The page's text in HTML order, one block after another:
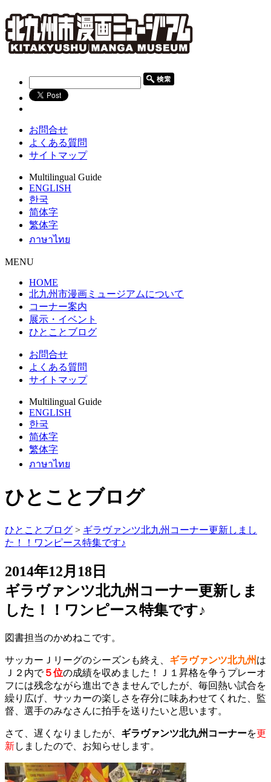
お問合せ
よくある質問
サイトマップ
Multilingual Guide
ENGLISH
한국
简体字
繁体字
ภาษาไทย
MENU
HOME
北九州市漫画ミュージアムについて
コーナー案内
展示・イベント
ひとことブログ
お問合せ
よくある質問
サイトマップ
Multilingual Guide
ENGLISH
한국
简体字
繁体字
ภาษาไทย
ひとことブログ
ひとことブログ > ギラヴァンツ北九州コーナー更新しまし
た！！ワンピース特集です♪
2014年12月18日
ギラヴァンツ北九州コーナー更新しま
した！！ワンピース特集です♪
図書担当のかめねこです。
サッカーＪリーグのシーズンも終え、 ギラヴァンツ北九州 は
Ｊ２内で５位の成績を収めました！Ｊ１昇格を争うプレーオ
フには残念ながら進出できませんでしたが、毎回熱い試合を
繰り広げ、サッカーの楽しさを存分に味あわせてくれた、監
督、選手のみなさんに拍手を送りたいと思います。
さて、遅くなりましたが、 ギラヴァンツ北九州コーナーを更
新しましたので、お知らせします。